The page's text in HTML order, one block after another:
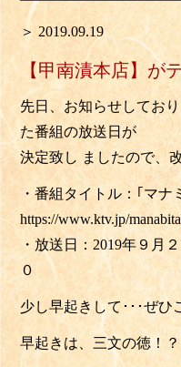
＞ 2019.09.19
【甲南漬本店】が
先日、お知らせしてお
た番組の放送日が
決定致し ましたので、
・番組タイトル：｢マ
https://www.ktv.jp/
・放送日：2019年 ９月
０
少し早起きして･･･ぜひ
早起きは、三文の徳！？